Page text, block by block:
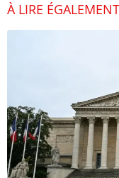
À LIRE ÉGALEMENT